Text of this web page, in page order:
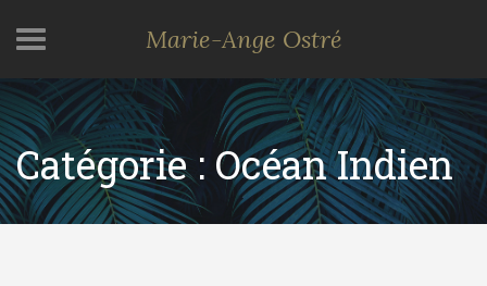
Marie-Ange Ostré
Catégorie : Océan Indien